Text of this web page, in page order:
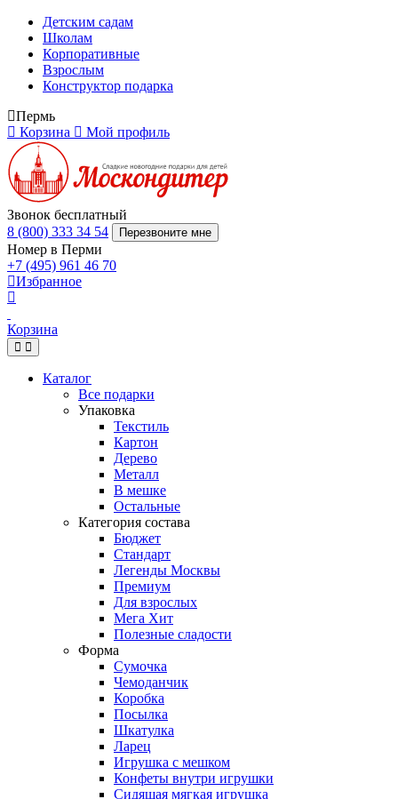
Детским садам
Школам
Корпоративные
Взрослым
Конструктор подарка
Пермь
Корзина
Мой профиль
Звонок бесплатный
8 (800) 333 34 54
Перезвоните мне
Номер в Перми
+7 (495) 961 46 70
Избранное
Корзина
Каталог
Все подарки
Упаковка
Текстиль
Картон
Дерево
Металл
В мешке
Остальные
Категория состава
Бюджет
Стандарт
Легенды Москвы
Премиум
Для взрослых
Мега Хит
Полезные сладости
Форма
Сумочка
Чемоданчик
Коробка
Посылка
Шкатулка
Ларец
Игрушка с мешком
Конфеты внутри игрушки
Сидящая мягкая игрушка